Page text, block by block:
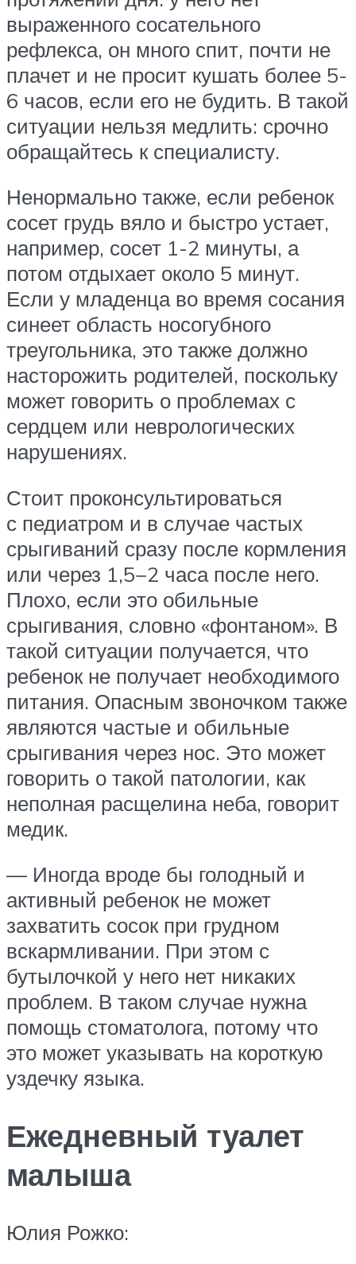
выраженного сосательного
рефлекса, он много спит, почти не
плачет и не просит кушать более 5-
6 часов, если его не будить. В такой
ситуации нельзя медлить: срочно
обращайтесь к специалисту.
Ненормально также, если ребенок
сосет грудь вяло и быстро устает,
например, сосет 1-2 минуты, а
потом отдыхает около 5 минут.
Если у младенца во время сосания
синеет область носогубного
треугольника, это также должно
насторожить родителей, поскольку
может говорить о проблемах с
сердцем или неврологических
нарушениях.
Стоит проконсультироваться
с педиатром и в случае частых
срыгиваний сразу после кормления
или через 1,5−2 часа после него.
Плохо, если это обильные
срыгивания, словно «фонтаном». В
такой ситуации получается, что
ребенок не получает необходимого
питания. Опасным звоночком также
являются частые и обильные
срыгивания через нос. Это может
говорить о такой патологии, как
неполная расщелина неба, говорит
медик.
— Иногда вроде бы голодный и
активный ребенок не может
захватить сосок при грудном
вскармливании. При этом с
бутылочкой у него нет никаких
проблем. В таком случае нужна
помощь стоматолога, потому что
это может указывать на короткую
уздечку языка.
Ежедневный туалет
малыша
Юлия Рожко: